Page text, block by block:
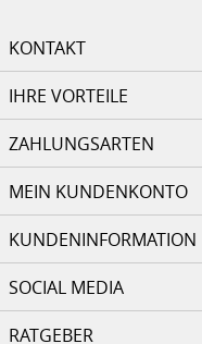
KONTAKT
IHRE VORTEILE
ZAHLUNGSARTEN
MEIN KUNDENKONTO
KUNDENINFORMATION
SOCIAL MEDIA
RATGEBER